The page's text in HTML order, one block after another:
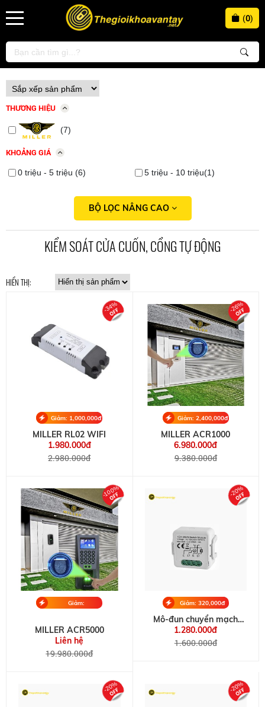
(0)
THƯƠNG HIỆU
(7)
KHOẢNG GIÁ
0 triệu - 5 triệu (6) 5 triệu - 10 triệu(1)
BỘ LỌC NÂNG CAO
KIỂM SOÁT CỬA CUỐN, CỔNG TỰ ĐỘNG
HIỂN THỊ:
Giảm: 1,000,000đ
MILLER RL02 WIFI
1.980.000đ
2.980.000đ
-34%
Giảm: 2,400,000đ
MILLER ACR1000
6.980.000đ
9.380.000đ
-26%
Giảm:
MILLER ACR5000
Liên hệ
19.980.000đ
-100%
Giảm: 320,000đ
Mô-đun chuyển mạch
MILLER 1CH 1 Gang
Switch Module 10A
1.280.000đ
1.600.000đ
-20%
-20% -20%